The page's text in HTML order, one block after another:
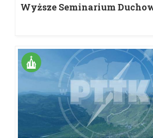
Wyższe Seminarium
Bernardynów